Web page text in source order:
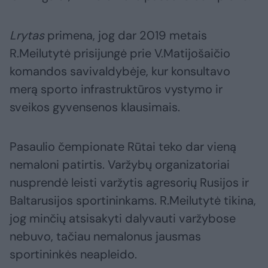
Lrytasprimena, jog dar 2019 metais
R.Meilutytė prisijungė prie V.Matijošaičio
komandos savivaldybėje, kur konsultavo
merą sporto infrastruktūros vystymo ir
sveikos gyvensenos klausimais.
Pasaulio čempionate Rūtai teko dar vieną
nemaloni patirtis. Varžybų organizatoriai
nusprendė leisti varžytis agresorių Rusijos ir
Baltarusijos sportininkams. R.Meilutytė tikina,
jog minčių atsisakyti dalyvauti varžybose
nebuvo, tačiau nemalonus jausmas
sportininkės neapleido.